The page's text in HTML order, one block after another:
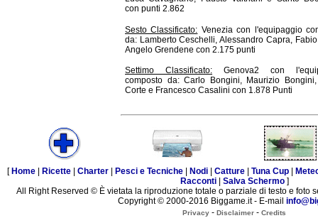
con punti 2.862
Sesto Classificato: Venezia con l'equipaggio
da: Lamberto Ceschelli, Alessandro Capra,
Angelo Grendene con 2.175 punti
Settimo Classificato: Genova2 con
composto da: Carlo Bongini, Maurizio
Corte e Francesco Casalini con 1.878 Punti
[ Home Ricette Charter Pesci e Tecniche Nodi Catture Tuna Cup
Racconti| Salva Schermo]
All Right Reserved © È vietata la riproduzione totale o parziale di testo e foto
Copyright © 2000-2016 Biggame.it - E-mail
Privacy - Disclaimer - Credits